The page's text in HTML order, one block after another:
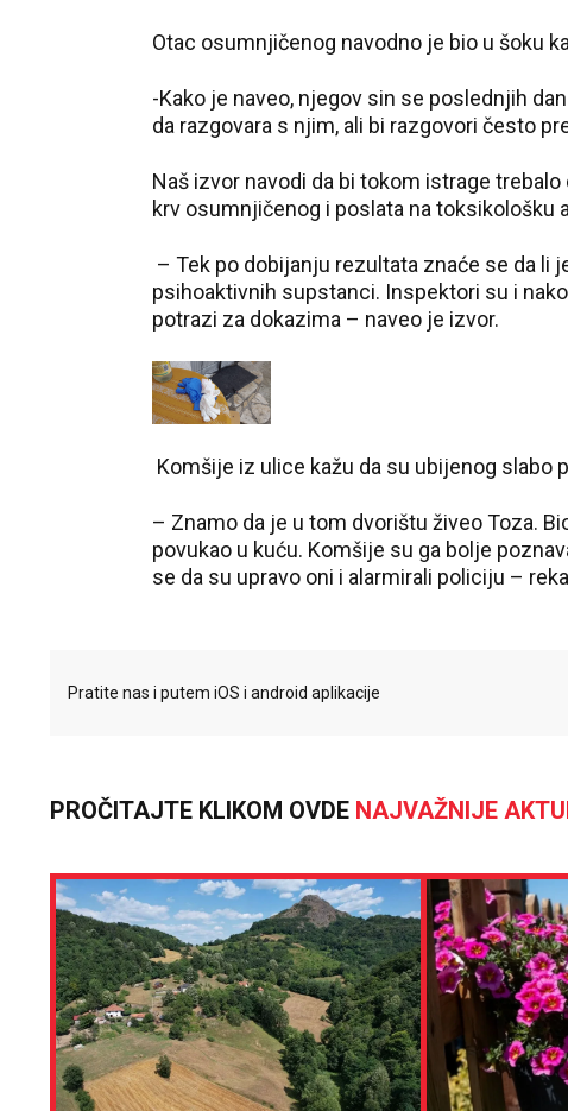
Otac osumnjičenog navodno je bio u šoku
-Kako je naveo, njegov sin se poslednjih
da razgovara s njim, ali bi razgovori često
Naš izvor navodi da bi tokom istrage
krv osumnjičenog i poslata na toksikološku
– Tek po dobijanju rezultata znaće se da li
psihoaktivnih supstanci. Inspektori su i
potrazi za dokazima – naveo je izvor.
Komšije iz ulice kažu da su ubijenog slabo
– Znamo da je u tom dvorištu živeo Toza.
povukao u kuću. Komšije su ga bolje
se da su upravo oni i alarmirali policiju –
Pratite nas i putem iOS i android aplikacije
PROČITAJTE KLIKOM OVDE NAJVAŽNIJE